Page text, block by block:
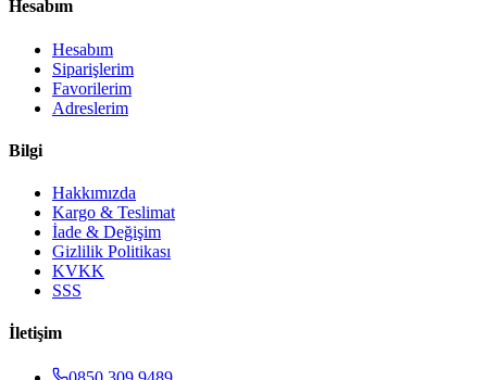
Hesabım
Hesabım
Siparişlerim
Favorilerim
Adreslerim
Bilgi
Hakkımızda
Kargo & Teslimat
İade & Değişim
Gizlilik Politikası
KVKK
SSS
İletişim